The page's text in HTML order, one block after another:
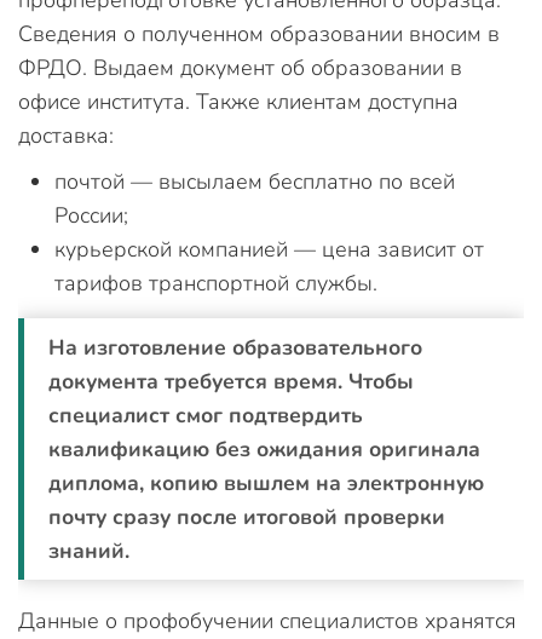
Сведения о полученном образовании вносим в
ФРДО. Выдаем документ об образовании в
офисе института. Также клиентам доступна
доставка:
почтой — высылаем бесплатно по всей
России;
курьерской компанией — цена зависит от
тарифов транспортной службы.
На изготовление образовательного
документа требуется время. Чтобы
специалист смог подтвердить
квалификацию без ожидания оригинала
диплома, копию вышлем на электронную
почту сразу после итоговой проверки
знаний.
Данные о профобучении специалистов хранятся